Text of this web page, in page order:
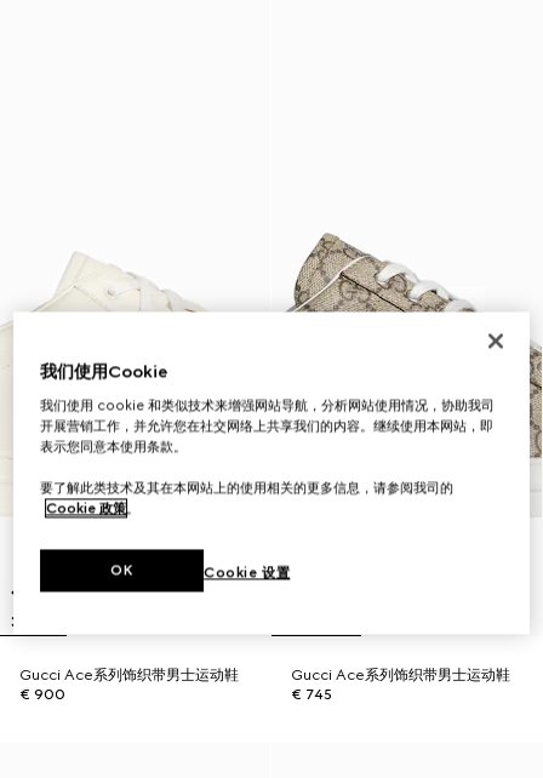
Gucci Ace系列饰织带男士运动鞋
€ 900
Gucci Ace系列饰织带男士运动鞋
€ 745
我们使用Cookie
我们使用 cookie 和类似技术来增强网站导航，分析网站使用情况，协助我司
开展营销工作，并允许您在社交网络上共享我们的内容。继续使用本网站，即
表示您同意本使用条款。
要了解此类技术及其在本网站上的使用相关的更多信息，请参阅我司的
Cookie 政策。
Cookie 设置
OK